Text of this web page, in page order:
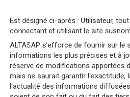
Est désigné ci-après : Utilisateur,
connectant et utilisant le site
ALTASAP s’efforce de fournir sur le
informations les plus précises et à
réserve de modifications apportées
mais ne saurait garantir l'exactitude,
l'actualité des informations